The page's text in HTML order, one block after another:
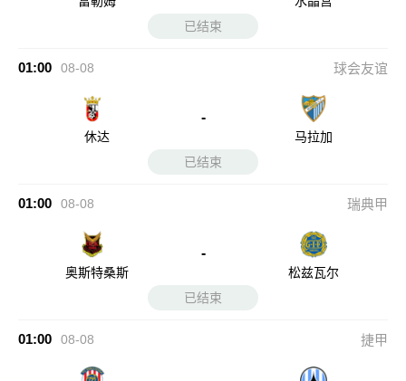
已结束
01:00 08-08 球会友谊
休达
-
马拉加
已结束
01:00 08-08 瑞典甲
奥斯特桑斯
-
松兹瓦尔
已结束
01:00 08-08 捷甲